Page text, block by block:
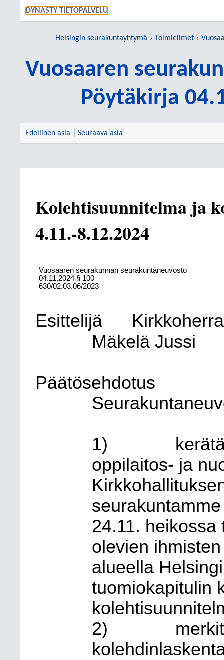
DYNASTY TIETOPALVELU
Helsingin seurakuntayhtymä Toimielimet
Vuosaaren
Pöytäkirja
Edellinen asia Seuraava asia
Kolehtisuunnitelma ja
4.11.-8.12.2024
Vuosaaren seurakunnan seurakuntaneuvosto
04.11.2024 § 100
630/02.03.06/2023
Esittelijä
Mäkelä Jussi
Päätösehdotus
1)
oppilaitos- ja
24.11.
olevien
alueella
tuomiokapitulin
2)